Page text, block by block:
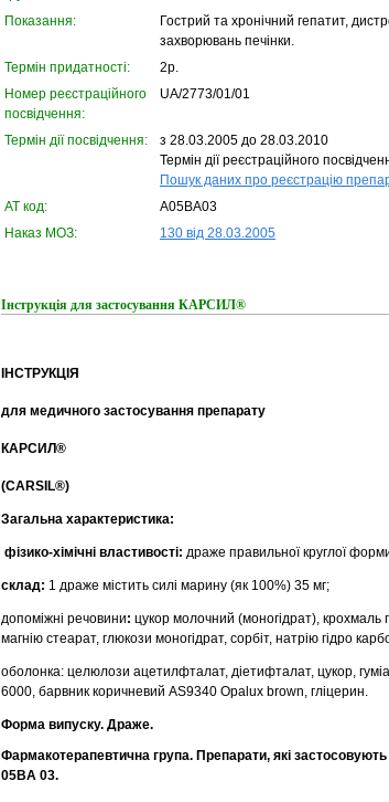
Показання:
Гострий та хронічний гепатит,
захворювань печінки.
Термін придатності:
2р.
Номер реєстраційного
посвідчення:
UA/2773/01/01
Термін дії посвідчення:
з 28.03.2005 до 28.03.2010
Термін дії реєстраційного
Пошук даних про реєстрацію
АТ код:
A05BA03
Наказ МОЗ:
130 від 28.03.2005
Інструкція для застосування КАРСИЛ®
ІНСТРУКЦІЯ
для медичного застосування препарату
КАРСИЛ®
(CARSIL®)
Загальна характеристика:
фізико-хімічні властивості: драже правильної круглої
склад: 1 драже містить силі марину (як 100%) 35 мг;
допоміжні речовини: цукор молочний (моногідрат), крохмаль
магнію стеарат, глюкози моногідрат, сорбіт, натрію гідро
оболонка: целюлози ацетилфталат, діетифталат, цукор,
6000, барвник коричневий AS9340 Opalux brown, гліцерин.
Форма випуску. Драже.
Фармакотерапевтична група. Препарати, які
05BА 03.